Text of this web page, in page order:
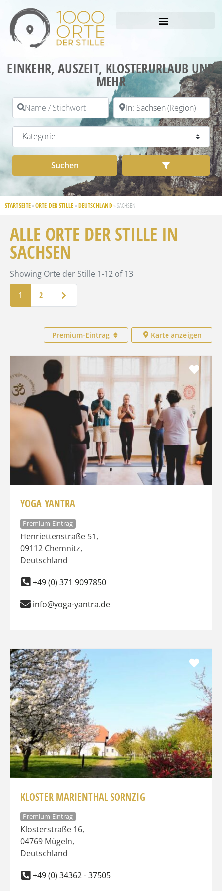
EINKEHR, AUSZEIT, KLOSTERURLAUB UND
MEHR
Name / Stichwort PLZ / Ort
Kategorie
Suchen Advanced
STARTSEITE » ORTE DER STILLE » DEUTSCHLAND» SACHSEN
ALLE ORTE DER STILLE IN
SACHSEN
Showing Orte der Stille 1-12 of 13
1
2 Ältere Beiträge
Premium-Eintrag Karte anzeigen
YOGA YANTRA
Premium-Eintrag
Henriettenstraße 51,
09112 Chemnitz,
Deutschland
+49 (0) 371 9097850
info@yoga-yantra.de
KLOSTER MARIENTHAL SORNZIG
Premium-Eintrag
Klosterstraße 16,
04769 Mügeln,
Deutschland
+49 (0) 34362 - 37505